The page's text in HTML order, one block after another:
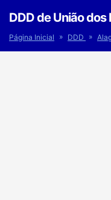
DDD de União dos
Página Inicial » DDD »